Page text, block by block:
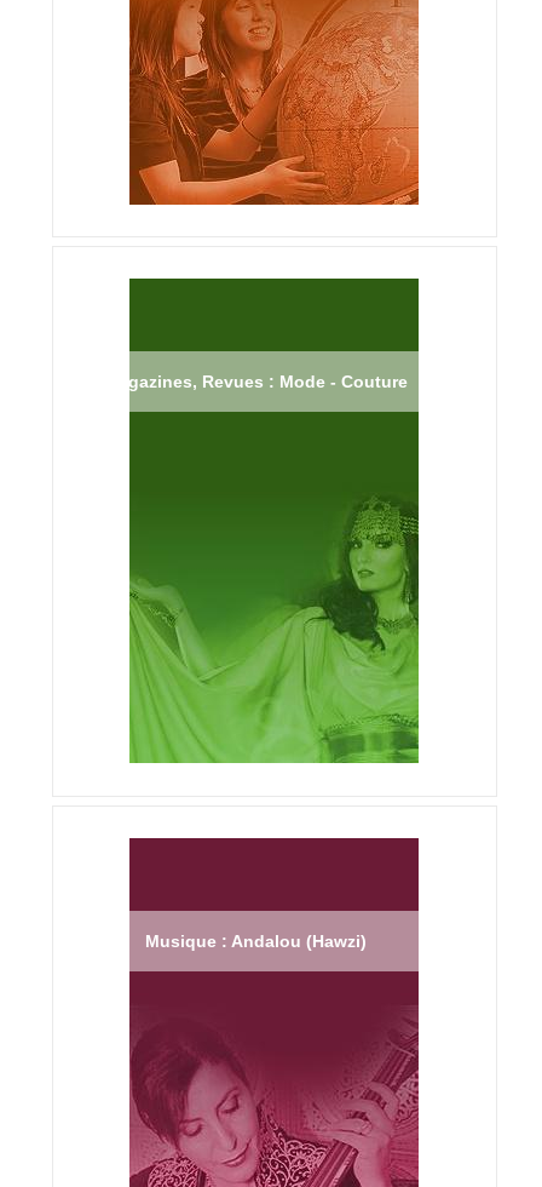
Magazines, Revues : Mode - Couture
Musique : Andalou (Hawzi)